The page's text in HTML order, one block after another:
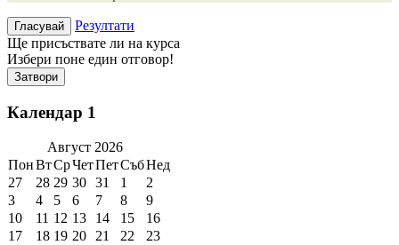
Резултати
Ще присъствате ли на курса
Избери поне един отговор!
Затвори
Календар 1
Август 2026
ПонВтСрЧетПетСъбНед
27
28 29 30 31 1
2
3
4 5 6 7 8
9
10
11 12 13 14 15
16
17
18 19 20 21 22
23